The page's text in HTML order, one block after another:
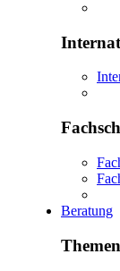
Beratung
Themen